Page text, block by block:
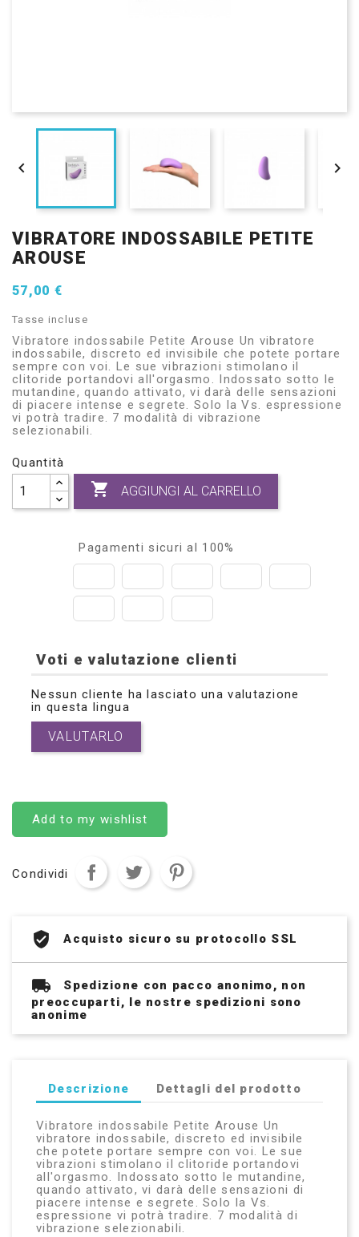
 
VIBRATORE INDOSSABILE PETITE
AROUSE
57,00 €
Tasse incluse
Vibratore indossabile Petite Arouse Un vibratore
indossabile, discreto ed invisibile che potete portare
sempre con voi. Le sue vibrazioni stimolano il
clitoride portandovi all'orgasmo. Indossato sotto le
mutandine, quando attivato, vi darà delle sensazioni
di piacere intense e segrete. Solo la Vs. espressione
vi potrà tradire. 7 modalità di vibrazione
selezionabili.
Quantità
 AGGIUNGI AL CARRELLO
Pagamenti sicuri al 100%
Voti e valutazione clienti
Nessun cliente ha lasciato una valutazione
in questa lingua
VALUTARLO
Add to my wishlist
Condividi
Acquisto sicuro su protocollo SSL
Spedizione con pacco anonimo, non
preoccuparti, le nostre spedizioni sono
anonime
Descrizione Dettagli del prodotto
Vibratore indossabile Petite Arouse Un
vibratore indossabile, discreto ed invisibile
che potete portare sempre con voi. Le sue
vibrazioni stimolano il clitoride portandovi
all'orgasmo. Indossato sotto le mutandine,
quando attivato, vi darà delle sensazioni di
piacere intense e segrete. Solo la Vs.
espressione vi potrà tradire. 7 modalità di
vibrazione selezionabili.